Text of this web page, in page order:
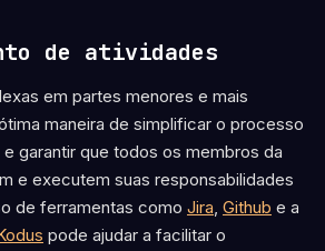
de atividades
em partes menores e mais
maneira de simplificar o processo
garantir que todos os membros da
e executem suas responsabilidades
de ferramentas como Jira, Github e a
pode ajudar a facilitar o